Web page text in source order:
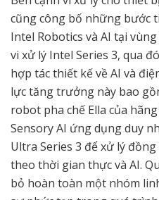
cũng công bố những bước
Intel Robotics và AI tại
vi xử lý Intel Series 3, qua
hợp tác thiết kế về AI và
lực tăng trưởng này bao
robot pha chế Ella của
Sensory AI ứng dụng duy
Ultra Series 3 để xử lý
theo thời gian thực và AI.
bỏ hoàn toàn một nhóm